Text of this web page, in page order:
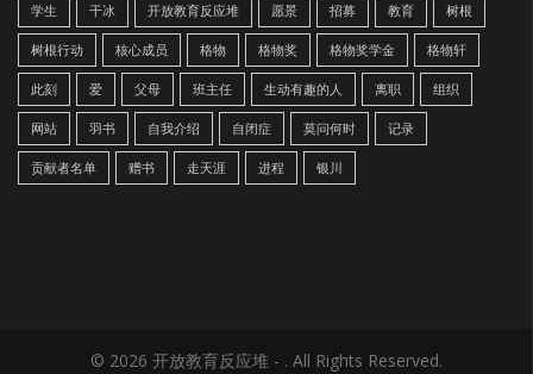
学生 干冰 开放教育反应堆 愿景 招募 教育 树根
树根行动 核心成员 格物 格物奖 格物奖学金 格物轩
此刻 爱 父母 班主任 生动有趣的人 离职 组织
网站 羽书 自我介绍 自闭症 莫问何时 记录
贡献者名单 赠书 走天涯 进程 银川
© 2026 开放教育反应堆 - . All Rights Reserved.